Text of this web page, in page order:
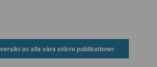
av alla våra större publikationer